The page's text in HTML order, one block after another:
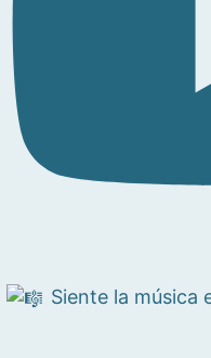
Siente la música